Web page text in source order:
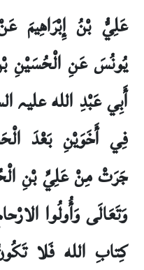
عَلِيُّ بْنُ
يُونُسَ عَنِ الْحُسَيْنِ
أَبِي عَبْدِ الله علیہ
فِي أَخَوَيْنِ بَعْدَ
جَرَتْ مِنْ عَلِيِّ بْنِ
وَتَعَالَى وَأُولُوا
كِتابِ الله فَلا